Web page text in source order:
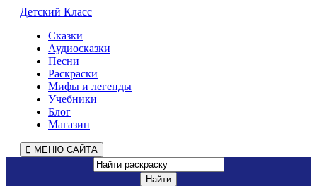
Детский Класс
Сказки
Аудиосказки
Песни
Раскраски
Мифы и легенды
Учебники
Блог
Магазин
МЕНЮ САЙТА